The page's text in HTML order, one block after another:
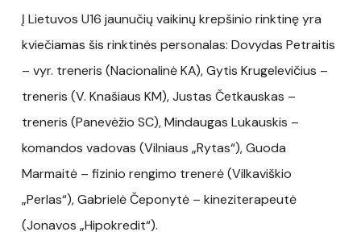
Į Lietuvos U16 jaunučių vaikinų krepšinio rinktinę yra
kviečiamas šis rinktinės personalas: Dovydas Petraitis
– vyr. treneris (Nacionalinė KA), Gytis Krugelevičius –
treneris (V. Knašiaus KM), Justas Četkauskas –
treneris (Panevėžio SC), Mindaugas Lukauskis –
komandos vadovas (Vilniaus „Rytas“), Guoda
Marmaitė – fizinio rengimo trenerė (Vilkaviškio
„Perlas“), Gabrielė Čeponytė – kineziterapeutė
(Jonavos „Hipokredit“).